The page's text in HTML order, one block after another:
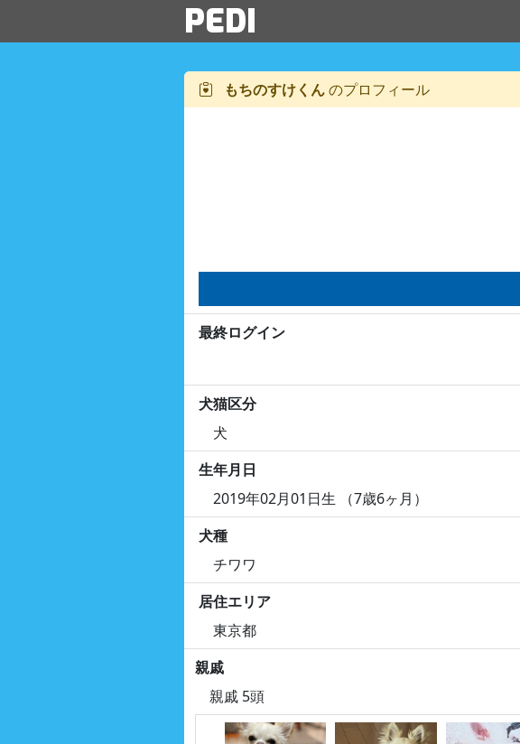
PEDI
もちのすけくんのプロフィール
最終ログイン
犬猫区分
犬
生年月日
2019年02月01日生 （7歳6ヶ月）
犬種
チワワ
居住エリア
東京都
親戚
親戚 5頭